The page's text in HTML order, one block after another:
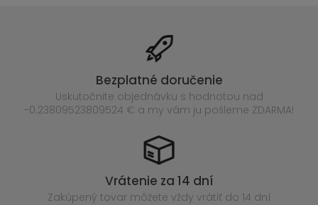
Bezplatné doručenie
Uskutočnite objednávku s hodnotou nad
-0.23809523809524 € a my vám ju pošleme ZDARMA!
Vrátenie za 14 dní
Zakúpený tovar môžete vždy vrátiť do 14 dní